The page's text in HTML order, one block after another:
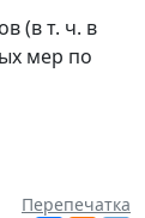
(в т. ч. в
мер по
Перепечатка